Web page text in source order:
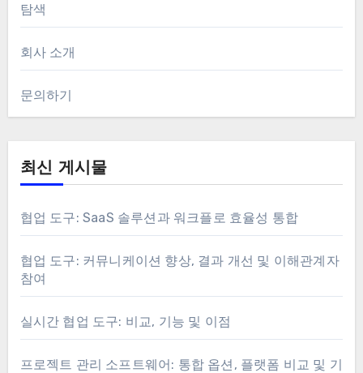
탐색
회사 소개
문의하기
최신 게시물
협업 도구: SaaS 솔루션과 워크플로 효율성 통합
협업 도구: 커뮤니케이션 향상, 결과 개선 및 이해관계자
참여
실시간 협업 도구: 비교, 기능 및 이점
프로젝트 관리 소프트웨어: 통합 옵션, 플랫폼 비교 및 기